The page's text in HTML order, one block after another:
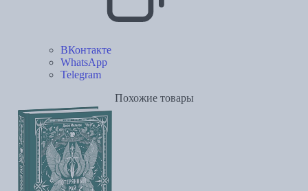
ВКонтакте
WhatsApp
Telegram
Похожие товары